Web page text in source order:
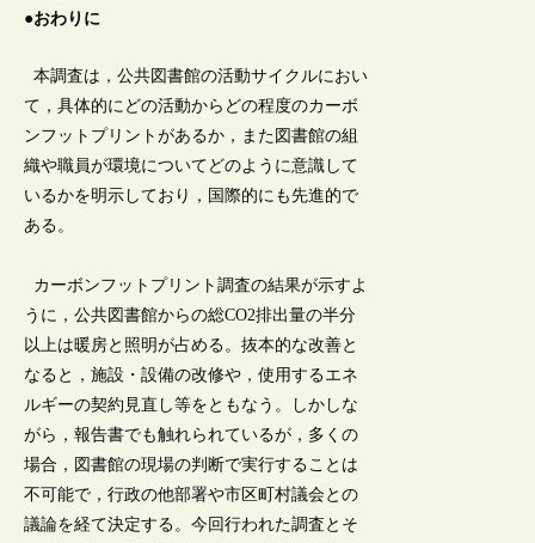
●おわりに
本調査は，公共図書館の活動サイクルにおい
て，具体的にどの活動からどの程度のカーボ
ンフットプリントがあるか，また図書館の組
織や職員が環境についてどのように意識して
いるかを明示しており，国際的にも先進的で
ある。
カーボンフットプリント調査の結果が示すよ
うに，公共図書館からの総CO2排出量の半分
以上は暖房と照明が占める。抜本的な改善と
なると，施設・設備の改修や，使用するエネ
ルギーの契約見直し等をともなう。しかしな
がら，報告書でも触れられているが，多くの
場合，図書館の現場の判断で実行することは
不可能で，行政の他部署や市区町村議会との
議論を経て決定する。今回行われた調査とそ